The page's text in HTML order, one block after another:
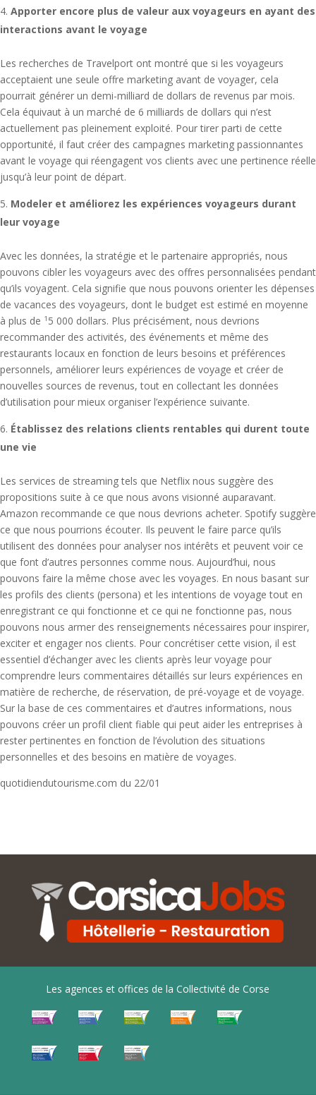
Apporter encore plus de valeur aux voyageurs en ayant des
interactions avant le voyage
Les recherches de Travelport ont montré que si les voyageurs
acceptaient une seule offre marketing avant de voyager, cela
pourrait générer un demi-milliard de dollars de revenus par mois.
Cela équivaut à un marché de 6 milliards de dollars qui n’est
actuellement pas pleinement exploité. Pour tirer parti de cette
opportunité, il faut créer des campagnes marketing passionnantes
avant le voyage qui réengagent vos clients avec une pertinence réelle
jusqu’à leur point de départ.
Modeler et améliorez les expériences voyageurs durant
leur voyage
Avec les données, la stratégie et le partenaire appropriés, nous
pouvons cibler les voyageurs avec des offres personnalisées pendant
qu’ils voyagent. Cela signifie que nous pouvons orienter les dépenses
de vacances des voyageurs, dont le budget est estimé en moyenne
à plus de 1 5 000 dollars. Plus précisément, nous devrions
recommander des activités, des événements et même des
restaurants locaux en fonction de leurs besoins et préférences
personnels, améliorer leurs expériences de voyage et créer de
nouvelles sources de revenus, tout en collectant les données
d’utilisation pour mieux organiser l’expérience suivante.
Établissez des relations clients rentables qui durent toute
une vie
Les services de streaming tels que Netflix nous suggère des
propositions suite à ce que nous avons visionné auparavant.
Amazon recommande ce que nous devrions acheter. Spotify suggère
ce que nous pourrions écouter. Ils peuvent le faire parce qu’ils
utilisent des données pour analyser nos intérêts et peuvent voir ce
que font d’autres personnes comme nous. Aujourd’hui, nous
pouvons faire la même chose avec les voyages. En nous basant sur
les profils des clients (persona) et les intentions de voyage tout en
enregistrant ce qui fonctionne et ce qui ne fonctionne pas, nous
pouvons nous armer des renseignements nécessaires pour inspirer,
exciter et engager nos clients. Pour concrétiser cette vision, il est
essentiel d’échanger avec les clients après leur voyage pour
comprendre leurs commentaires détaillés sur leurs expériences en
matière de recherche, de réservation, de pré-voyage et de voyage.
Sur la base de ces commentaires et d’autres informations, nous
pouvons créer un profil client fiable qui peut aider les entreprises à
rester pertinentes en fonction de l’évolution des situations
personnelles et des besoins en matière de voyages.
quotidiendutourisme.com du 22/01
Les agences et offices de la Collectivité de Corse